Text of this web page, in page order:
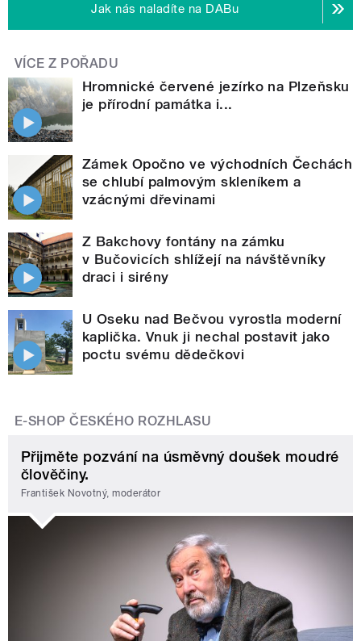
Jak nás naladíte na DABu
VÍCE Z POŘADU
Hromnické červené jezírko na Plzeňsku
je přírodní památka i...
Zámek Opočno ve východních Čechách
se chlubí palmovým skleníkem a
vzácnými dřevinami
Z Bakchovy fontány na zámku
v Bučovicích shlížejí na návštěvníky
draci i sirény
U Oseku nad Bečvou vyrostla moderní
kaplička. Vnuk ji nechal postavit jako
poctu svému dědečkovi
E-SHOP ČESKÉHO ROZHLASU
Přijměte pozvání na úsměvný doušek moudré
člověčiny.
František Novotný, moderátor